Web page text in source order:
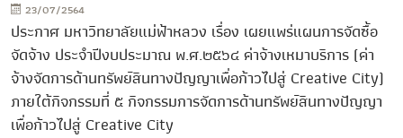
23/07/2564
ประกาศ มหาวิทยาลัยแม่ฟ้าหลวง เรื่อง เผยแพร่แผนการจัดซื้อ
จัดจ้าง ประจำปีงบประมาณ พ.ศ.๒๕๖๔ ค่าจ้างเหมาบริการ (ค่า
จ้างจัดการด้านทรัพย์สินทางปัญญาเพื่อก้าวไปสู่ Creative City)
ภายใต้กิจกรรมที่ ๕ กิจกรรมการจัดการด้านทรัพย์สินทางปัญญา
เพื่อก้าวไปสู่ Creative City